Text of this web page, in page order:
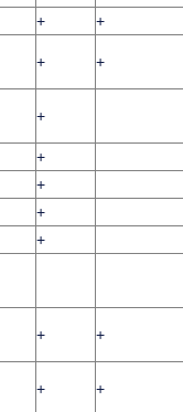
+
+
+ +
+
+
+
+
+
+ +
+ +